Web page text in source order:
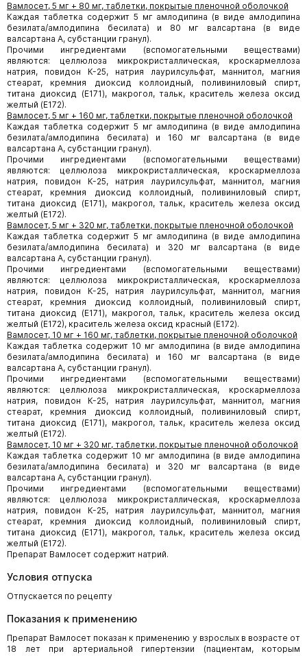
Вамлосет, 5 мг + 80 мг, таблетки, покрытые пленочной оболочкой
Каждая таблетка содержит 5 мг амлодипина (в виде амлодипина
безилата/амлодипина бесилата) и 80 мг валсартана (в виде
валсартана А, субстанции гранул).
Прочими ингредиентами (вспомогательными веществами)
являются: целлюлоза микрокристаллическая, кроскармеллоза
натрия, повидон К-25, натрия лаурилсульфат, маннитол, магния
стеарат, кремния диоксид коллоидный, поливиниловый спирт,
титана диоксид (E171), макрогол, тальк, краситель железа оксид
желтый (Е172).
Вамлосет, 5 мг + 160 мг, таблетки, покрытые пленочной оболочкой
Каждая таблетка содержит 5 мг амлодипина (в виде амлодипина
безилата/амлодипина бесилата) и 160 мг валсартана (в виде
валсартана А, субстанции гранул).
Прочими ингредиентами (вспомогательными веществами)
являются: целлюлоза микрокристаллическая, кроскармеллоза
натрия, повидон К-25, натрия лаурилсульфат, маннитол, магния
стеарат, кремния диоксид коллоидный, поливиниловый спирт,
титана диоксид (E171), макрогол, тальк, краситель железа оксид
желтый (Е172).
Вамлосет, 5 мг + 320 мг, таблетки, покрытые пленочной оболочкой
Каждая таблетка содержит 5 мг амлодипина (в виде амлодипина
безилата/амлодипина бесилата) и 320 мг валсартана (в виде
валсартана А, субстанции гранул).
Прочими ингредиентами (вспомогательными веществами)
являются: целлюлоза микрокристаллическая, кроскармеллоза
натрия, повидон К-25, натрия лаурилсульфат, маннитол, магния
стеарат, кремния диоксид коллоидный, поливиниловый спирт,
титана диоксид (E171), макрогол, тальк, краситель железа оксид
желтый (Е172), краситель железа оксид красный (E172).
Вамлосет, 10 мг + 160 мг, таблетки, покрытые пленочной оболочкой
Каждая таблетка содержит 10 мг амлодипина (в виде амлодипина
безилата/амлодипина бесилата) и 160 мг валсартана (в виде
валсартана А, субстанции гранул).
Прочими ингредиентами (вспомогательными веществами)
являются: целлюлоза микрокристаллическая, кроскармеллоза
натрия, повидон К-25, натрия лаурилсульфат, маннитол, магния
стеарат, кремния диоксид коллоидный, поливиниловый спирт,
титана диоксид (E171), макрогол, тальк, краситель железа оксид
желтый (Е172).
Вамлосет, 10 мг + 320 мг, таблетки, покрытые пленочной оболочкой
Каждая таблетка содержит 10 мг амлодипина (в виде амлодипина
безилата/амлодипина бесилата) и 320 мг валсартана (в виде
валсартана А, субстанции гранул).
Прочими ингредиентами (вспомогательными веществами)
являются: целлюлоза микрокристаллическая, кроскармеллоза
натрия, повидон К-25, натрия лаурилсульфат, маннитол, магния
стеарат, кремния диоксид коллоидный, поливиниловый спирт,
титана диоксид (E171), макрогол, тальк, краситель железа оксид
желтый (Е172).
Препарат Вамлосет содержит натрий.
Условия отпуска
Отпускается по рецепту
Показания к применению
Препарат Вамлосет показан к применению у взрослых в возрасте от
18 лет при артериальной гипертензии (пациентам, которым